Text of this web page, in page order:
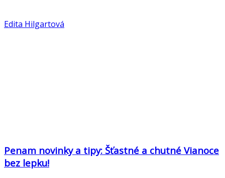
Edita Hilgartová
Penam novinky a tipy: Šťastné a chutné Vianoce
bez lepku!